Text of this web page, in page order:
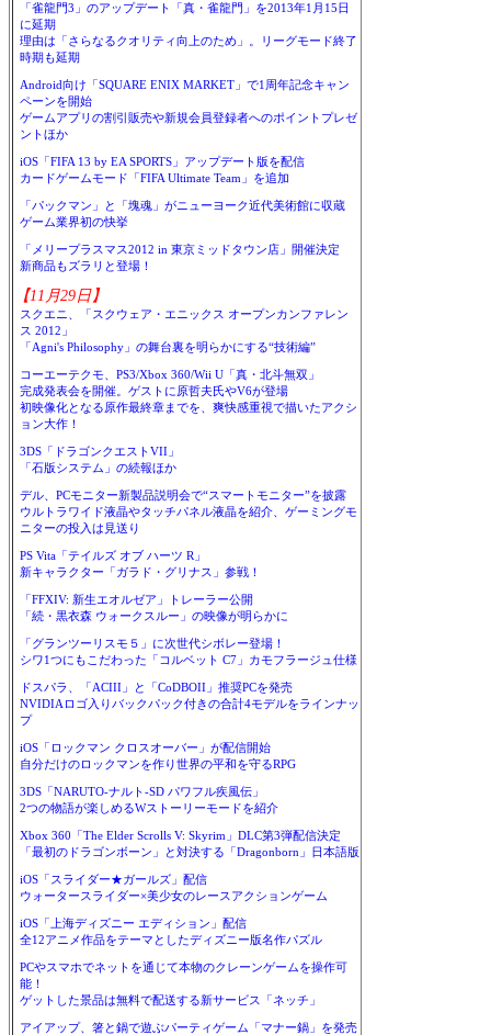
「雀龍門3」のアップデート「真・雀龍門」を2013年1月15日
に延期
理由は「さらなるクオリティ向上のため」。リーグモード終了
時期も延期
Android向け「SQUARE ENIX MARKET」で1周年記念キャン
ペーンを開始
ゲームアプリの割引販売や新規会員登録者へのポイントプレゼ
ントほか
iOS「FIFA 13 by EA SPORTS」アップデート版を配信
カードゲームモード「FIFA Ultimate Team」を追加
「パックマン」と「塊魂」がニューヨーク近代美術館に収蔵
ゲーム業界初の快挙
「メリープラスマス2012 in 東京ミッドタウン店」開催決定
新商品もズラリと登場！
【11月29日】
スクエニ、「スクウェア・エニックス オープンカンファレン
ス 2012」
「Agni's Philosophy」の舞台裏を明らかにする“技術編”
コーエーテクモ、PS3/Xbox 360/Wii U「真・北斗無双」
完成発表会を開催。ゲストに原哲夫氏やV6が登場
初映像化となる原作最終章までを、爽快感重視で描いたアクシ
ョン大作！
3DS「ドラゴンクエストVII」
「石版システム」の続報ほか
デル、PCモニター新製品説明会で“スマートモニター”を披露
ウルトラワイド液晶やタッチパネル液晶を紹介、ゲーミングモ
ニターの投入は見送り
PS Vita「テイルズ オブ ハーツ R」
新キャラクター「ガラド・グリナス」参戦！
「FFXIV: 新生エオルゼア」トレーラー公開
「続・黒衣森 ウォークスルー」の映像が明らかに
「グランツーリスモ５」に次世代シボレー登場！
シワ1つにもこだわった「コルベット C7」カモフラージュ仕様
ドスパラ、「ACIII」と「CoDBOII」推奨PCを発売
NVIDIAロゴ入りバックパック付きの合計4モデルをラインナッ
プ
iOS「ロックマン クロスオーバー」が配信開始
自分だけのロックマンを作り世界の平和を守るRPG
3DS「NARUTO-ナルト-SD パワフル疾風伝」
2つの物語が楽しめるWストーリーモードを紹介
Xbox 360「The Elder Scrolls V: Skyrim」DLC第3弾配信決定
「最初のドラゴンボーン」と対決する「Dragonborn」日本語版
iOS「スライダー★ガールズ」配信
ウォータースライダー×美少女のレースアクションゲーム
iOS「上海ディズニー エディション」配信
全12アニメ作品をテーマとしたディズニー版名作パズル
PCやスマホでネットを通じて本物のクレーンゲームを操作可
能！
ゲットした景品は無料で配送する新サービス「ネッチ」
アイアップ、箸と鍋で遊ぶパーティゲーム「マナー鍋」を発売